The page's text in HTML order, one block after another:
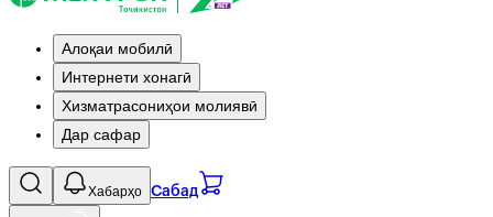
Алоқаи мобилӣ
Интернети хонагӣ
Хизматрасониҳои молиявӣ
Дар сафар
Хабарҳо Сабад